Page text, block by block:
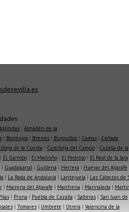
| Almadén de la
| Bormujos| Brenes| Burguillos| Camas| Cañada
de la Cuesta | Castilleja del Campo| Cazalla de la
| El Garrobo| El Madroño| El Pedroso| El Real de la Jara
| Guadalcanal| Guillena | Herrera | Huévar del Aljarafe
| La Roda de Andalucía | Lantejuela | Las Cabezas de
| Mairena del Aljarafe | Marchena | Marinaleda |
| Pruna | Puebla de Cazalla | Salteras| San Juan de
| Tomares| Umbrete | Utrera | Valencina de la